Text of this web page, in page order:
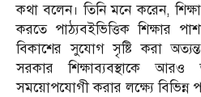
কথা বলেন। তিনি মনে করেন,
করতে পাঠ্যবইভিত্তিক শিক্ষার
বিকাশের সুযোগ সৃষ্টি করা
সরকার শিক্ষাব্যবস্থাকে
সময়োপযোগী করার লক্ষ্যে বিভিন্ন